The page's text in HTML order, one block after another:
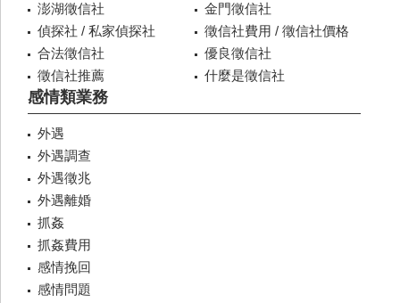
澎湖徵信社
金門徵信社
偵探社 / 私家偵探社
徵信社費用 / 徵信社價格
合法徵信社
優良徵信社
徵信社推薦
什麼是徵信社
感情類業務
外遇
外遇調查
外遇徵兆
外遇離婚
抓姦
抓姦費用
感情挽回
感情問題